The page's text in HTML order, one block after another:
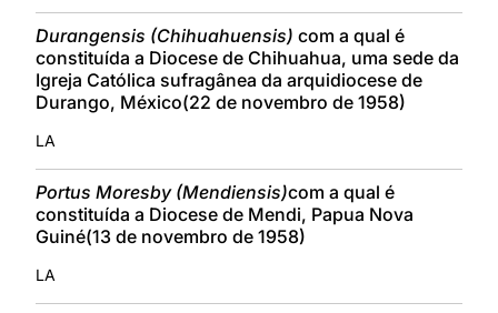
Durangensis (Chihuahuensis) com a qual é
constituída a Diocese de Chihuahua, uma sede da
Igreja Católica sufragânea da arquidiocese de
Durango, México(22 de novembro de 1958)
LA
Portus Moresby (Mendiensis)com a qual é
constituída a Diocese de Mendi, Papua Nova
Guiné(13 de novembro de 1958)
LA